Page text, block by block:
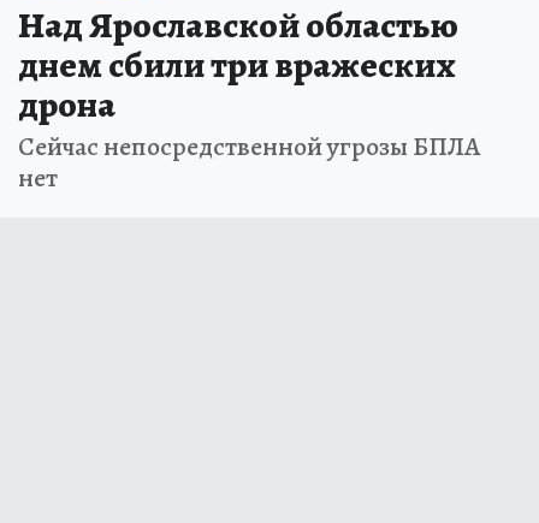
Над Ярославской областью
днем сбили три вражеских
дрона
Сейчас непосредственной угрозы БПЛА
нет